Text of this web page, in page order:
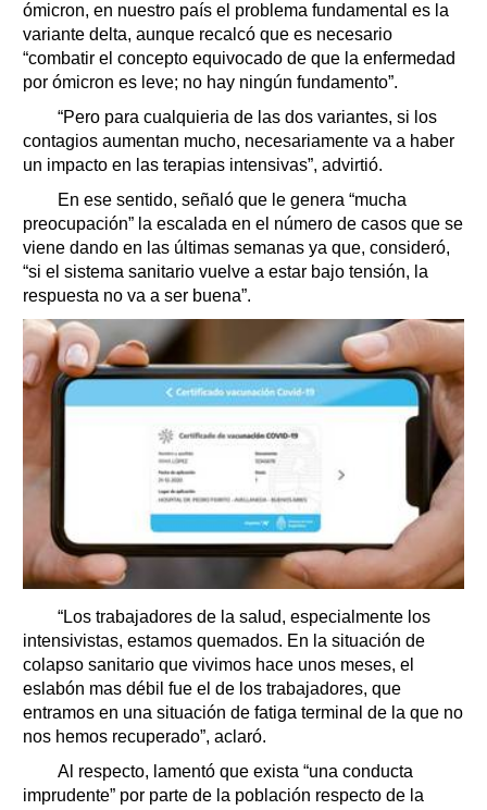
ómicron, en nuestro país el problema fundamental es la
variante delta, aunque recalcó que es necesario
“combatir el concepto equivocado de que la enfermedad
por ómicron es leve; no hay ningún fundamento”.
“Pero para cualquieria de las dos variantes, si los
contagios aumentan mucho, necesariamente va a haber
un impacto en las terapias intensivas”, advirtió.
En ese sentido, señaló que le genera “mucha
preocupación” la escalada en el número de casos que se
viene dando en las últimas semanas ya que, consideró,
“si el sistema sanitario vuelve a estar bajo tensión, la
respuesta no va a ser buena”.
“Los trabajadores de la salud, especialmente los
intensivistas, estamos quemados. En la situación de
colapso sanitario que vivimos hace unos meses, el
eslabón mas débil fue el de los trabajadores, que
entramos en una situación de fatiga terminal de la que no
nos hemos recuperado”, aclaró.
Al respecto, lamentó que exista “una conducta
imprudente” por parte de la población respecto de la